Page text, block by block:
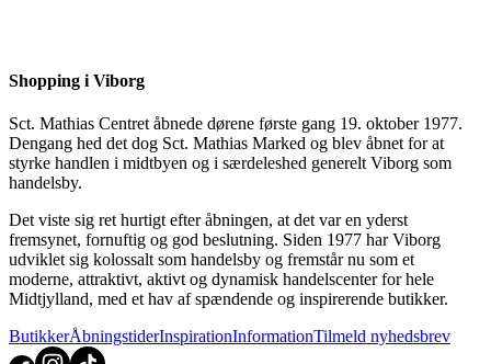
Shopping i Viborg
Sct. Mathias Centret åbnede dørene første gang 19. oktober 1977.
Dengang hed det dog Sct. Mathias Marked og blev åbnet for at
styrke handlen i midtbyen og i særdeleshed generelt Viborg som
handelsby.
Det viste sig ret hurtigt efter åbningen, at det var en yderst
fremsynet, fornuftig og god beslutning. Siden 1977 har Viborg
udviklet sig kolossalt som handelsby og fremstår nu som et
moderne, attraktivt, aktivt og dynamisk handelscenter for hele
Midtjylland, med et hav af spændende og inspirerende butikker.
ButikkerÅbningstiderInspirationInformationTilmeld nyhedsbrev